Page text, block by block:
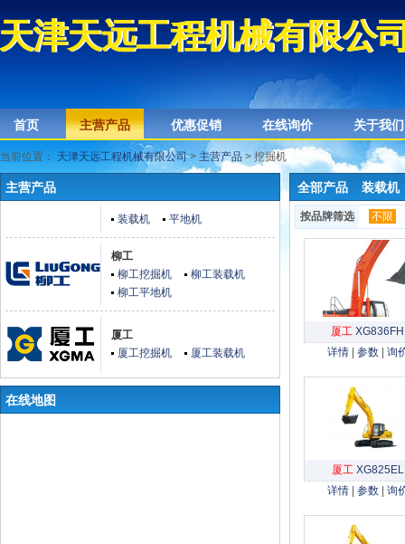
天津天远工程机械有限公
津天远工程机械有限公
首页 主营产品 优惠促销 在线询价 关于我们
当前位置： 天津天远工程机械有限公司> 主营产品 > 挖掘机
全部产品 装载机
按品牌筛选 不限
厦工 XG836FH
详情| 参数| 询
厦工XG825EL
详情| 参数| 询
主营产品
装载机 平地机
柳工
柳工挖掘机
柳工装载机
柳工平地机
厦工
厦工挖掘机
厦工装载机
在线地图